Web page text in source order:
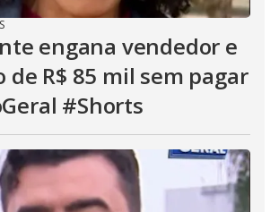
engana vendedor e
de R$ 85 mil sem pagar
#Shorts